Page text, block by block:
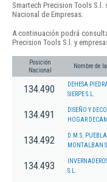
Smartech Precision Tools S.l.
Nacional de Empresas.
A continuación podrá
Precision Tools S.l. y
Posición
Nacional
Nombre de
134.490
DEHESA
SIERPE S.L.
134.491
DISEÑO Y
HOGAR DECAM
134.492
D.M.S.
MONTALBAN
134.493
S.L.